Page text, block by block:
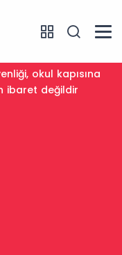
ibaret değildir